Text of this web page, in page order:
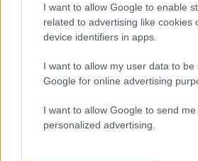
I want to allow Google to enable
related to advertising like cookies
device identifiers in apps.
I want to allow my user data to be
Google for online advertising
I want to allow Google to send me
personalized advertising.
Υποβολή
Πολιτική Απορρήτου&Όροι Χρήσης της
Αθλητικά
ΑΕΚ
ΒΟΡΕΙΑ
Share: